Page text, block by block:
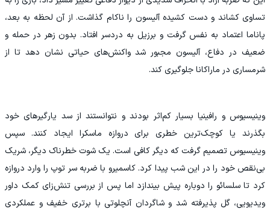
تساوی کشاند و دست کشیده آلیسون را ناکام گذاشت. از آن لحظه به بعد،
پاناما اعتماد به‌ نفس گرفت و برزیل به دردسر افتاد. بدون زهر در حمله و
ضعیف در دفاع، آلیسون مجبور شد واکنش‌های حیاتی نشان دهد تا از
شرمساری در ماراکانا جلوگیری کند.
وینیسیوس و رافینیا بسیار کم‌اثر بودند و نتوانستند از سد یارگیرهای خود
بگذرند یا کوچک‌ترین خطری برای دروازه ماسکرا ایجاد کنند. سپس
وینیسیوس تصمیم گرفت که دیگر کافی است. یک شوت خطرناک دیگر، شریک
بی‌نقص خود را در این شب پیدا کرد. کاسمیرو با ضربه سر توپ را وارد دروازه
کرد تا سلسائو را دوباره پیش بیندازد اما پس از بررسی تنش‌زای کمک داور
ویدیویی، گل پذیرفته شد و شاگردان آنچلوتی با برتری خفیف و عملکردی